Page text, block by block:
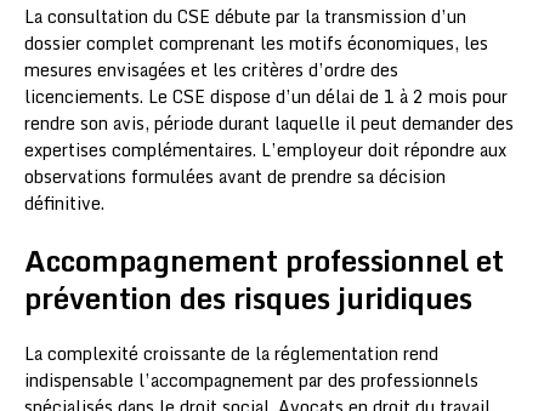
La consultation du CSE débute par la transmission d’un
dossier complet comprenant les motifs économiques, les
mesures envisagées et les critères d’ordre des
licenciements. Le CSE dispose d’un délai de 1 à 2 mois pour
rendre son avis, période durant laquelle il peut demander des
expertises complémentaires. L’employeur doit répondre aux
observations formulées avant de prendre sa décision
définitive.
Accompagnement professionnel et
prévention des risques juridiques
La complexité croissante de la réglementation rend
indispensable l’accompagnement par des professionnels